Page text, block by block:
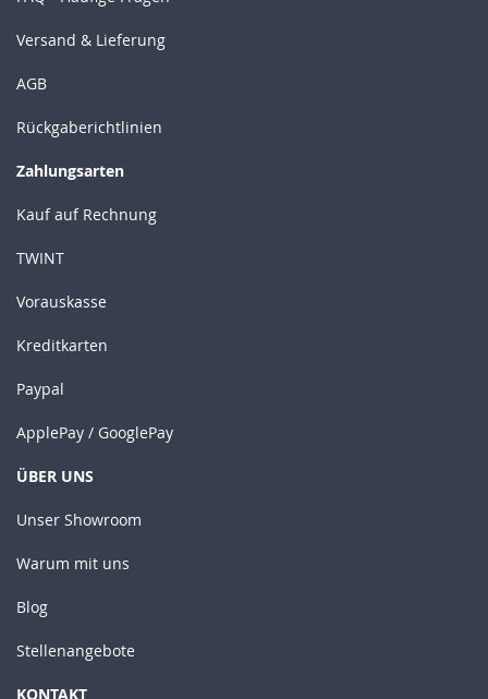
Versand & Lieferung
AGB
Rückgaberichtlinien
Zahlungsarten
Kauf auf Rechnung
TWINT
Vorauskasse
Kreditkarten
Paypal
ApplePay / GooglePay
ÜBER UNS
Unser Showroom
Warum mit uns
Blog
Stellenangebote
KONTAKT